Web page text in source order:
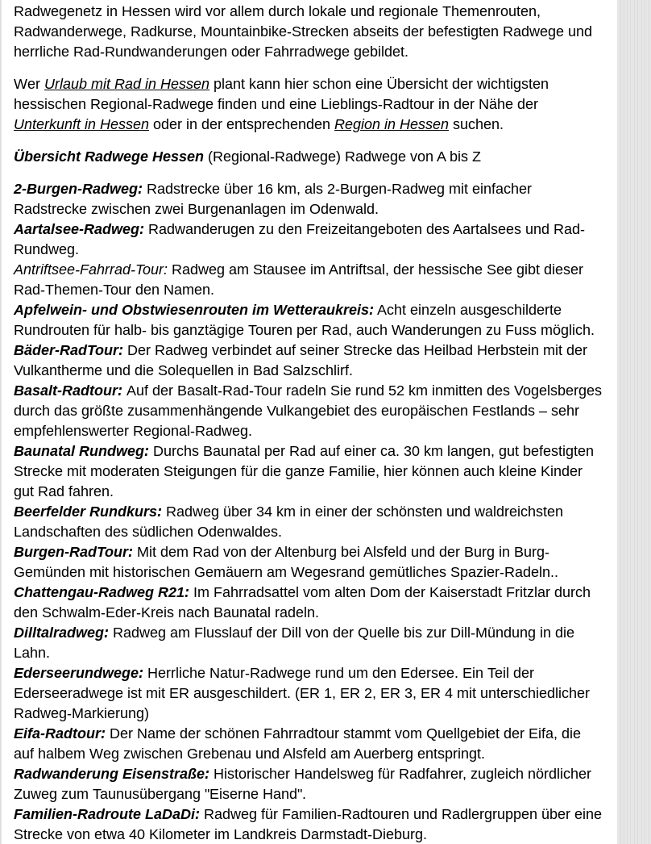
Radwegenetz in Hessen wird vor allem durch lokale und regionale Themenrouten,
Radwanderwege, Radkurse, Mountainbike-Strecken abseits der befestigten Radwege und
herrliche Rad-Rundwanderungen oder Fahrradwege gebildet.
Wer Urlaub mit Rad in Hessen plant kann hier schon eine Übersicht der wichtigsten
hessischen Regional-Radwege finden und eine Lieblings-Radtour in der Nähe der
Unterkunft in Hessen oder in der entsprechenden Region in Hessen suchen.
Übersicht Radwege Hessen (Regional-Radwege) Radwege von A bis Z
2-Burgen-Radweg: Radstrecke über 16 km, als 2-Burgen-Radweg mit einfacher
Radstrecke zwischen zwei Burgenanlagen im Odenwald.
Aartalsee-Radweg: Radwanderugen zu den Freizeitangeboten des Aartalsees und Rad-
Rundweg.
Antriftsee-Fahrrad-Tour: Radweg am Stausee im Antriftsal, der hessische See gibt dieser
Rad-Themen-Tour den Namen.
Apfelwein- und Obstwiesenrouten im Wetteraukreis: Acht einzeln ausgeschilderte
Rundrouten für halb- bis ganztägige Touren per Rad, auch Wanderungen zu Fuss möglich.
Bäder-RadTour: Der Radweg verbindet auf seiner Strecke das Heilbad Herbstein mit der
Vulkantherme und die Solequellen in Bad Salzschlirf.
Basalt-Radtour: Auf der Basalt-Rad-Tour radeln Sie rund 52 km inmitten des Vogelsberges
durch das größte zusammenhängende Vulkangebiet des europäischen Festlands – sehr
empfehlenswerter Regional-Radweg.
Baunatal Rundweg: Durchs Baunatal per Rad auf einer ca. 30 km langen, gut befestigten
Strecke mit moderaten Steigungen für die ganze Familie, hier können auch kleine Kinder
gut Rad fahren.
Beerfelder Rundkurs: Radweg über 34 km in einer der schönsten und waldreichsten
Landschaften des südlichen Odenwaldes.
Burgen-RadTour: Mit dem Rad von der Altenburg bei Alsfeld und der Burg in Burg-
Gemünden mit historischen Gemäuern am Wegesrand gemütliches Spazier-Radeln..
Chattengau-Radweg R21: Im Fahrradsattel vom alten Dom der Kaiserstadt Fritzlar durch
den Schwalm-Eder-Kreis nach Baunatal radeln.
Dilltalradweg: Radweg am Flusslauf der Dill von der Quelle bis zur Dill-Mündung in die
Lahn.
Ederseerundwege: Herrliche Natur-Radwege rund um den Edersee. Ein Teil der
Ederseeradwege ist mit ER ausgeschildert. (ER 1, ER 2, ER 3, ER 4 mit unterschiedlicher
Radweg-Markierung)
Eifa-Radtour: Der Name der schönen Fahrradtour stammt vom Quellgebiet der Eifa, die
auf halbem Weg zwischen Grebenau und Alsfeld am Auerberg entspringt.
Radwanderung Eisenstraße: Historischer Handelsweg für Radfahrer, zugleich nördlicher
Zuweg zum Taunusübergang "Eiserne Hand".
Familien-Radroute LaDaDi: Radweg für Familien-Radtouren und Radlergruppen über eine
Strecke von etwa 40 Kilometer im Landkreis Darmstadt-Dieburg.